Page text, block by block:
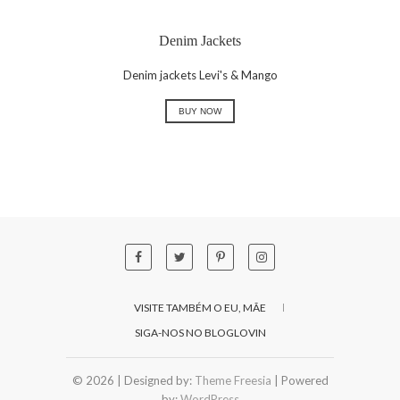
Denim Jackets
Denim jackets Levi's & Mango
BUY NOW
VISITE TAMBÉM O EU, MÃE
SIGA-NOS NO BLOGLOVIN
© 2026 | Designed by: Theme Freesia | Powered